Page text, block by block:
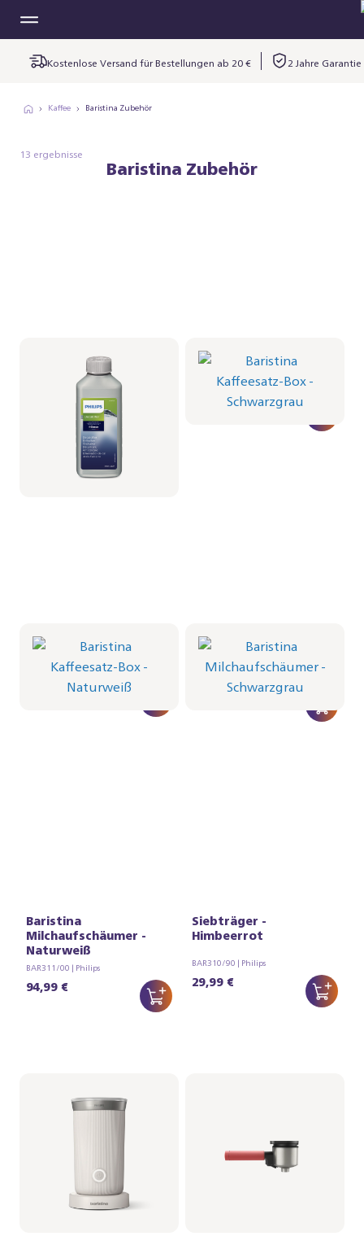
Kostenlose Versand für Bestellungen ab 20 € 2 Jahre Garantie
Kaffee Baristina Zubehör
13 ergebnisse
Baristina Zubehör
Entkalker, 1 Flasche
CA6700/10 | Philips
Box - Schwarzgrau
BAR313/60 | Philips
14,99 €
Box - Naturweiß
BAR313/00 | Philips
14,99 €
Milchaufschäumer -
Schwarzgrau
94,99 €
Baristina
Milchaufschäumer -
Naturweiß
BAR311/00 | Philips
94,99 €
Siebträger -
Himbeerrot
BAR310/90 | Philips
29,99 €
Siebträger - Eschenholz